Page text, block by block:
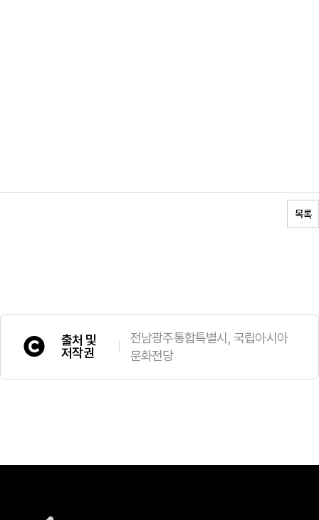
목록
출처 및
저작권
전남광주통합특별시, 국립아시아
문화전당